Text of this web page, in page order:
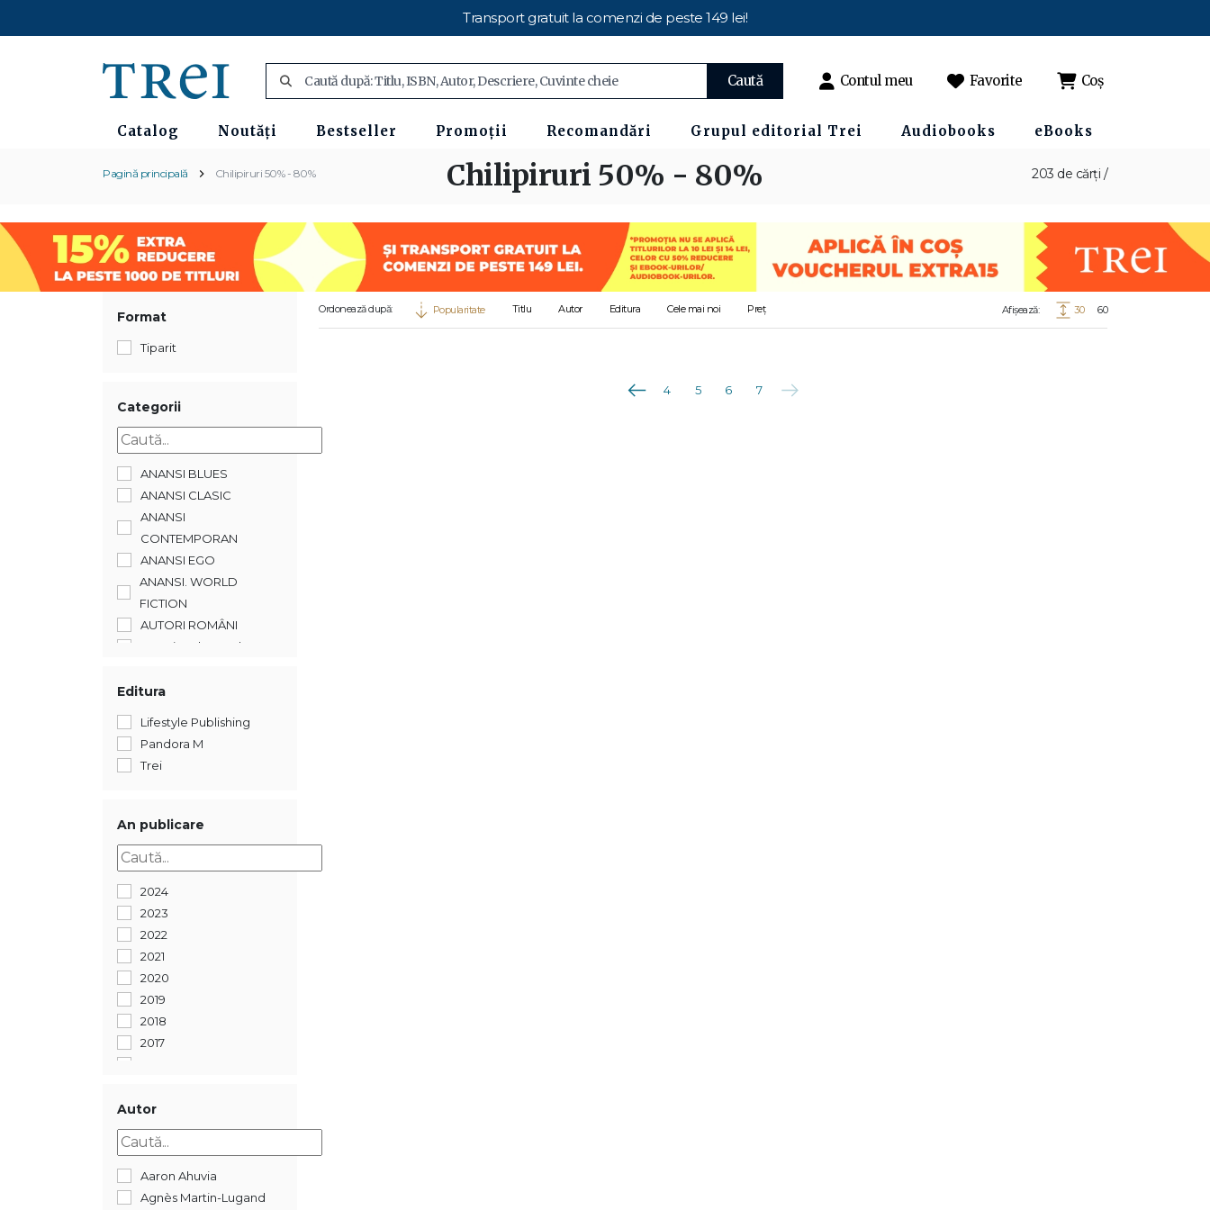
Transport gratuit la comenzi de peste 149 lei!
Caută Contul meu Favorite Coș
Catalog Noutăți Bestseller Promoții Recomandări Grupul editorial Trei Audiobooks eBooks
Pagină principală Chilipiruri 50% - 80% 203 de cărți /
Chilipiruri 50% - 80%
Format
Tiparit
Categorii
ANANSI BLUES
ANANSI CLASIC
ANANSI
CONTEMPORAN
ANANSI EGO
ANANSI. WORLD
FICTION
AUTORI ROMÂNI
America de Nord
Astrofizică
Autori români
CINE? CE? UNDE?
Comunicare și
Educație
Editura
Lifestyle Publishing
Pandora M
Trei
An publicare
2024
2023
2022
2021
2020
2019
2018
2017
2014
2013
2006
Autor
Aaron Ahuvia
Agnès Martin-Lugand
Ordonează după: Popularitate Titlu Autor Editura Cele mai noi Preț Afișează: 30 60
Anterioara
4 5 6 7 Următoarea